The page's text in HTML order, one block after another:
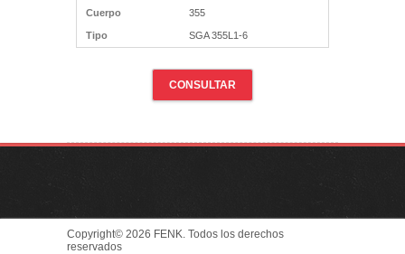
Cuerpo 355
Tipo SGA 355L1-6
CONSULTAR
Copyright© 2026 FENK. Todos los derechos
reservados